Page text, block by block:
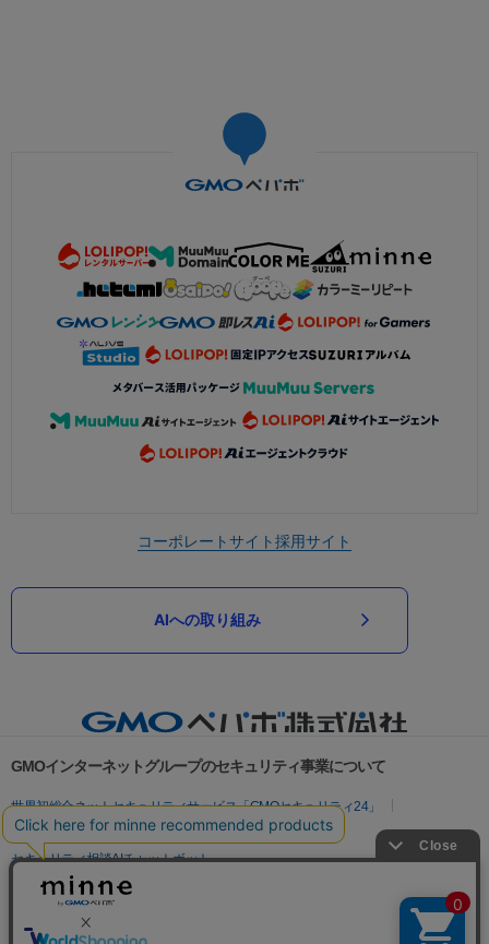
コーポレートサイト採用サイト
AIへの取り組み
GMOインターネットグループのセキュリティ事業について
世界初総合ネットセキュリティサービス「GMOセキュリティ24」
パスワード漏洩診断
Webサイトリスク診断
セキュリティ相談AIチャットボット
実在証明・盗聴対策
サイバー攻撃対策（GMO Flatt Security）